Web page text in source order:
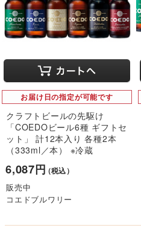
お届け日の指定が可能です
クラフトビールの先駆け
「COEDOビール6種 ギフトセ
ット」 計12本入り 各種2本
（333ml／本） ※冷蔵
6,087円（税込）
販売中
コエドブルワリー